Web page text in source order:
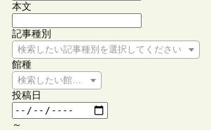
本文
記事種別
検索したい記事種別を選択してください
館種
検索したい館種を選択してください
投稿日
～